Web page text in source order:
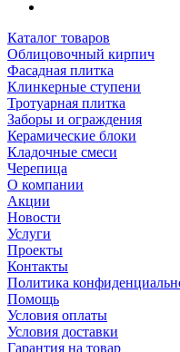
Каталог товаров
Облицовочный кирпич
Фасадная плитка
Клинкерные ступени
Тротуарная плитка
Заборы и ограждения
Керамические блоки
Кладочные смеси
Черепица
О компании
Акции
Новости
Услуги
Проекты
Контакты
Политика
Помощь
Условия оплаты
Условия доставки
Гарантия на товар